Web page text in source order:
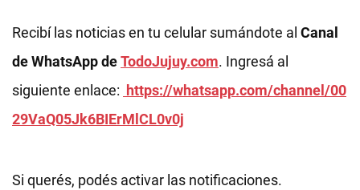
Recibí las noticias en tu celular sumándote al Canal
de WhatsApp deTodoJujuy.com. Ingresá al
siguiente enlace: https://whatsapp.com/channel/00
29VaQ05Jk6BIErMlCL0v0j
Si querés, podés activar las notificaciones.